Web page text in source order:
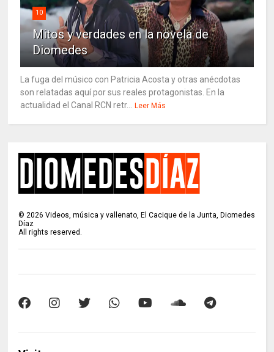
10
Mitos y verdades en la novela de
Diomedes
La fuga del músico con Patricia Acosta y otras anécdotas
son relatadas aquí por sus reales protagonistas. En la
actualidad el Canal RCN retr...
Leer Más
© 2026 Videos, música y vallenato, El Cacique de la Junta, Diomedes
Díaz
All rights reserved.